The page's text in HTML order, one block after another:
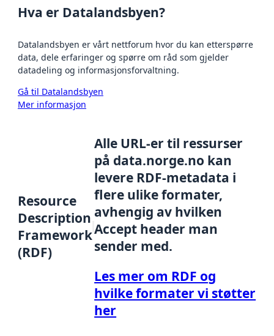
Hva er Datalandsbyen?
Datalandsbyen er vårt nettforum hvor du kan etterspørre
data, dele erfaringer og spørre om råd som gjelder
datadeling og informasjonsforvaltning.
Gå til Datalandsbyen
Mer informasjon
Resource
Description
Framework
(RDF)
Alle URL-er til ressurser
på data.norge.no kan
levere RDF-metadata i
flere ulike formater,
avhengig av hvilken
Accept header man
sender med.
Les mer om RDF og
hvilke formater vi støtter
her